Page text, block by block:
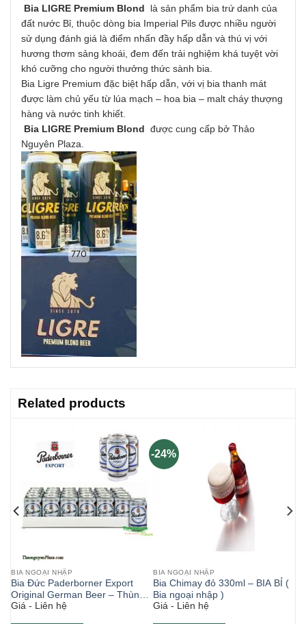
Bia LIGRE Premium Blond
là sản phẩm bia trứ danh của
đất nước Bỉ, thuộc dòng bia Imperial Pils được nhiều người
sử dụng đánh giá là điểm nhấn đầy hấp dẫn và thú vị với
hương thơm sảng khoái, đem đến trải nghiệm khá tuyệt vời
khó cưỡng cho người thưởng thức sành bia.
Bia Ligre Premium đặc biệt hấp dẫn, với vị bia thanh mát
được làm chủ yếu từ lúa mạch – hoa bia – malt cháy thượng
hàng và nước tinh khiết.
Bia LIGRE Premium Blond được cung cấp bở Thảo
Nguyên Plaza.
Related products
BIA NGOẠI NHẬP
Bia Đức Paderborner Export
Original German Beer – Thùng
24 lon 330ml
Giá - Liên hệ
-24%
BIA NGOẠI NHẬP
Bia Chimay đỏ 330ml – BIA BỈ (
Bia ngoại nhập )
Giá - Liên hệ